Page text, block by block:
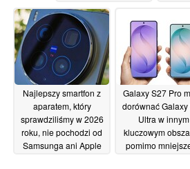
Najlepszy smartfon z
aparatem, który
sprawdziliśmy w 2026
roku, nie pochodzi od
Samsunga ani Apple
Galaxy S27 Pro
dorównać Galaxy
Ultra w innym
kluczowym
pomimo